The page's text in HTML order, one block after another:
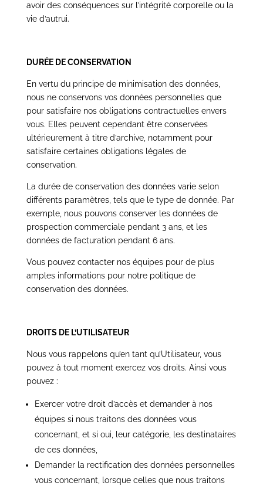
avoir des conséquences sur l’intégrité corporelle ou la
vie d’autrui.
DURÉE DE CONSERVATION
En vertu du principe de minimisation des données,
nous ne conservons vos données personnelles que
pour satisfaire nos obligations contractuelles envers
vous. Elles peuvent cependant être conservées
ultérieurement à titre d’archive, notamment pour
satisfaire certaines obligations légales de
conservation.
La durée de conservation des données varie selon
différents paramètres, tels que le type de donnée. Par
exemple, nous pouvons conserver les données de
prospection commerciale pendant 3 ans, et les
données de facturation pendant 6 ans.
Vous pouvez contacter nos équipes pour de plus
amples informations pour notre politique de
conservation des données.
DROITS DE L’UTILISATEUR
Nous vous rappelons qu’en tant qu’Utilisateur, vous
pouvez à tout moment exercez vos droits. Ainsi vous
pouvez :
Exercer votre droit d’accès et demander à nos
équipes si nous traitons des données vous
concernant, et si oui, leur catégorie, les destinataires
de ces données,
Demander la rectification des données personnelles
vous concernant, lorsque celles que nous traitons